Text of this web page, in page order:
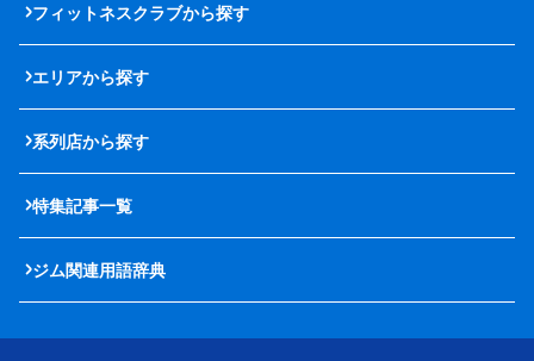
フィットネスクラブから探す
エリアから探す
系列店から探す
特集記事一覧
ジム関連用語辞典